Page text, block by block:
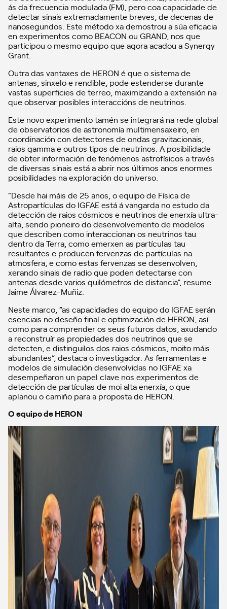
ás da frecuencia modulada (FM), pero coa capacidade de
detectar sinais extremadamente breves, de decenas de
nanosegundos. Este método xa demostrou a súa eficacia
en experimentos como BEACON ou GRAND, nos que
participou o mesmo equipo que agora acadou a Synergy
Grant.
Outra das vantaxes de HERON é que o sistema de
antenas, sinxelo e rendible, pode estenderse durante
vastas superficies de terreo, maximizando a extensión na
que observar posibles interaccións de neutrinos.
Este novo experimento tamén se integrará na rede global
de observatorios de astronomía multimensaxeiro, en
coordinación con detectores de ondas gravitacionais,
raios gamma e outros tipos de neutrinos. A posibilidade
de obter información de fenómenos astrofísicos a través
de diversas sinais está a abrir nos últimos anos enormes
posibilidades na exploración do universo.
“Desde hai máis de 25 anos, o equipo de Física de
Astropartículas do IGFAE está á vangarda no estudo da
detección de raios cósmicos e neutrinos de enerxía ultra-
alta, sendo pioneiro do desenvolvemento de modelos
que describen como interaccionan os neutrinos tau
dentro da Terra, como emerxen as partículas tau
resultantes e producen fervenzas de partículas na
atmosfera, e como estas fervenzas se desenvolven,
xerando sinais de radio que poden detectarse con
antenas desde varios quilómetros de distancia”, resume
Jaime Álvarez-Muñiz.
Neste marco, ”as capacidades do equipo do IGFAE serán
esenciais no deseño final e optimización de HERON, así
como para comprender os seus futuros datos, axudando
a reconstruír as propiedades dos neutrinos que se
detecten, e distinguilos dos raios cósmicos, moito máis
abundantes”, destaca o investigador. As ferramentas e
modelos de simulación desenvolvidas no IGFAE xa
desempeñaron un papel clave nos experimentos de
detección de partículas de moi alta enerxía, o que
aplanou o camiño para a proposta de HERON.
O equipo de HERON